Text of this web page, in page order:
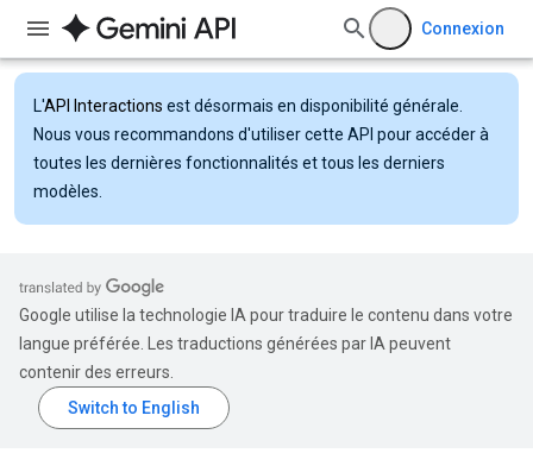
Connexion
L'API Interactions est désormais en disponibilité générale.
Nous vous recommandons d'utiliser cette API pour accéder à
toutes les dernières fonctionnalités et tous les derniers
modèles.
Google utilise la technologie IA pour traduire le contenu dans votre
langue préférée. Les traductions générées par IA peuvent
contenir des erreurs.